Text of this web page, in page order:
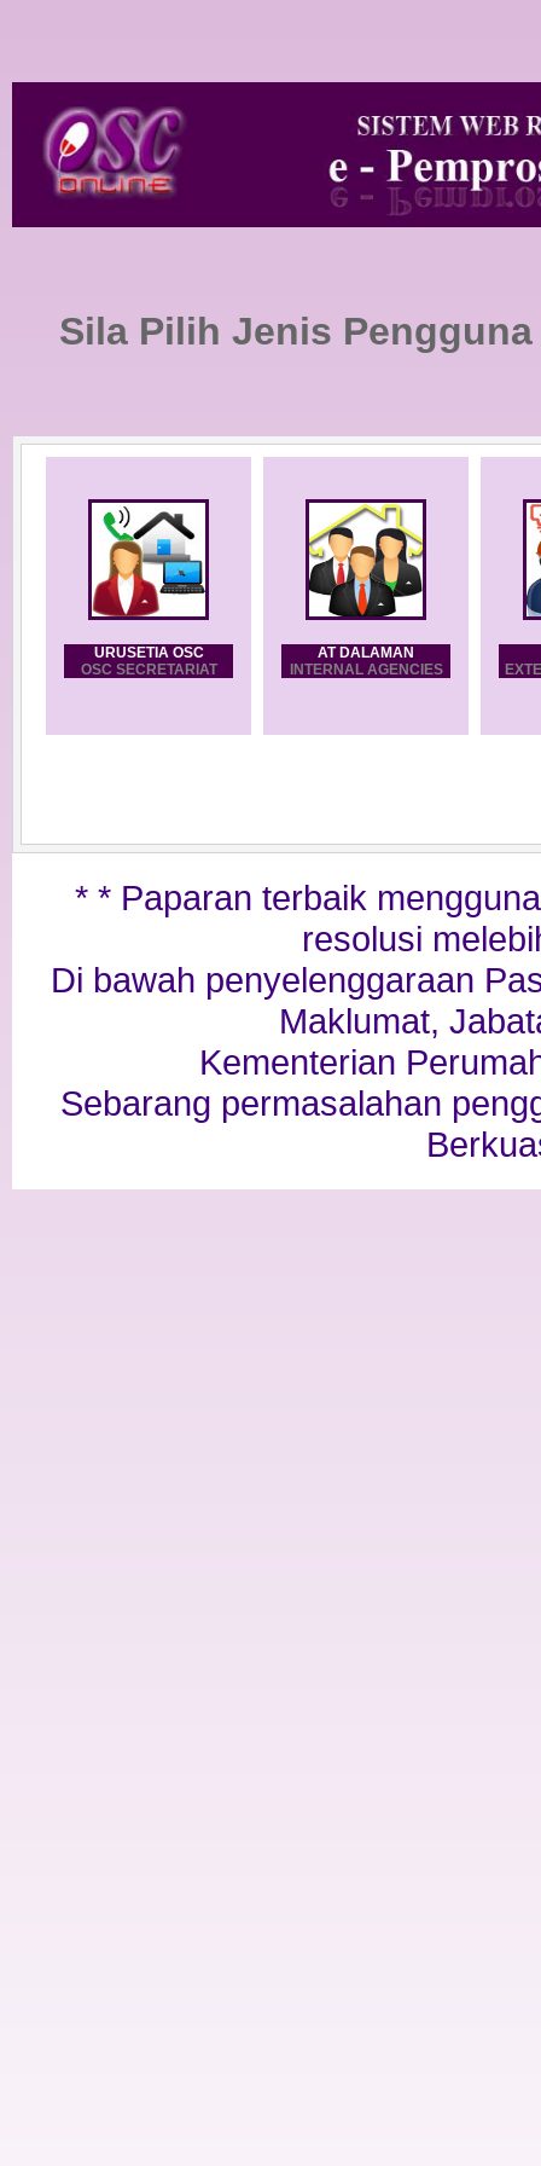
Sila Pilih Jenis
URUSETIA OSC
OSC SECRETARIAT
AT DALAMAN
INTERNAL AGENCIES
* * Paparan terbaik
resolusi
Di bawah penyelenggaraan
Maklumat,
Kementerian
Sebarang permasalahan